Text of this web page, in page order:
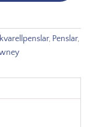
, Penslar,